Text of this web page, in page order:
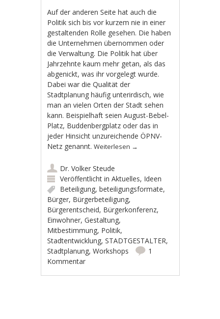
Auf der anderen Seite hat auch die
Politik sich bis vor kurzem nie in einer
gestaltenden Rolle gesehen. Die haben
die Unternehmen übernommen oder
die Verwaltung. Die Politik hat über
Jahrzehnte kaum mehr getan, als das
abgenickt, was ihr vorgelegt wurde.
Dabei war die Qualität der
Stadtplanung häufig unterirdisch, wie
man an vielen Orten der Stadt sehen
kann. Beispielhaft seien August-Bebel-
Platz, Buddenbergplatz oder das in
jeder Hinsicht unzureichende ÖPNV-
Netz genannt.Weiterlesen →
Dr. Volker Steude
Veröffentlicht inAktuelles, Ideen
Beteiligung,beteiligungsformate,
Bürger, Bürgerbeteiligung,
Bürgerentscheid, Bürgerkonferenz,
Einwohner,Gestaltung,
Mitbestimmung, Politik,
Stadtentwicklung,STADTGESTALTER,
Stadtplanung,Workshops
1
Kommentar